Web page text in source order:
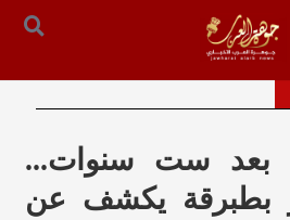
]
بعد ست سنوات...
بطبرقة يكشف عن